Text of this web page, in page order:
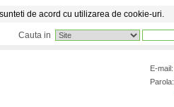
de acord cu utilizarea de cookie-uri.
Cauta in
E-mail:
Parola: